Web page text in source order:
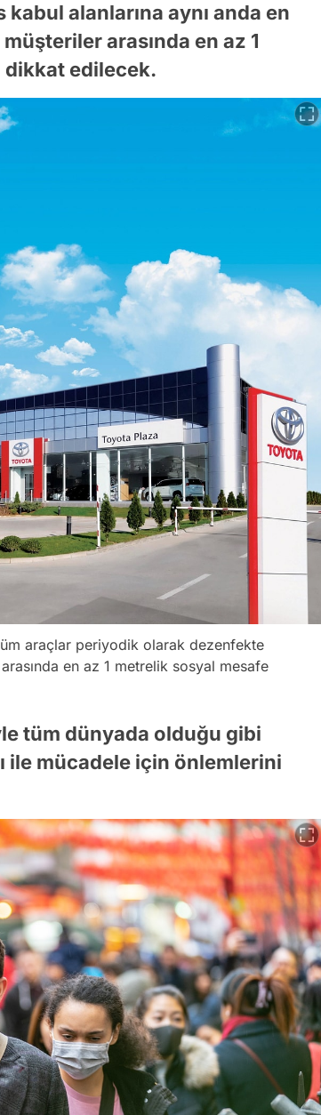
alanlarına aynı anda en
arasında en az 1
dikkat edilecek.
araçlar periyodik olarak dezenfekte
en az 1 metrelik sosyal mesafe
tüm dünyada olduğu gibi
ile mücadele için önlemlerini